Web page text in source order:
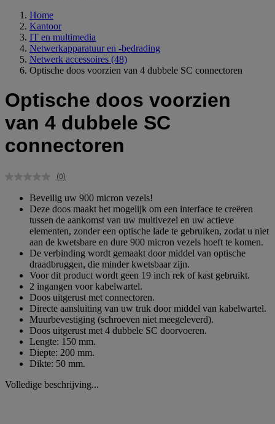
Home
Kantoor
IT en multimedia
Netwerkapparatuur en -bedrading
Netwerk accessoires (48)
Optische doos voorzien van 4 dubbele SC connectoren
Optische doos voorzien
van 4 dubbele SC
connectoren
Geen
Dezelfde
paginalink.
(0)
Beveilig uw 900 micron vezels!
Deze doos maakt het mogelijk om een interface te creëren
tussen de aankomst van uw multivezel en uw actieve
elementen, zonder een optische lade te gebruiken, zodat u niet
aan de kwetsbare en dure 900 micron vezels hoeft te komen.
De verbinding wordt gemaakt door middel van optische
draadbruggen, die minder kwetsbaar zijn.
Voor dit product wordt geen 19 inch rek of kast gebruikt.
2 ingangen voor kabelwartel.
Doos uitgerust met connectoren.
Directe aansluiting van uw truk door middel van kabelwartel.
Muurbevestiging (schroeven niet meegeleverd).
Doos uitgerust met 4 dubbele SC doorvoeren.
Lengte: 150 mm.
Diepte: 200 mm.
Dikte: 50 mm.
Volledige beschrijving...